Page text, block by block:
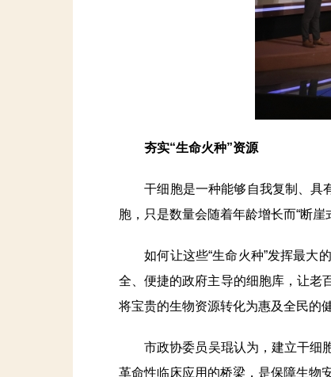
夯实“生命火种”资源
干细胞是一种能够自我复制、具有
胞，只是数量会随着年龄增长而“断崖
如何让这些“生命火种”发挥最大的
全、便捷的政府主导的细胞库，让老
将宝贵的生物资源转化为惠及全民的
市政协委员吴琨认为，建立干细胞
革命性临床应用的桥梁，是保障生物